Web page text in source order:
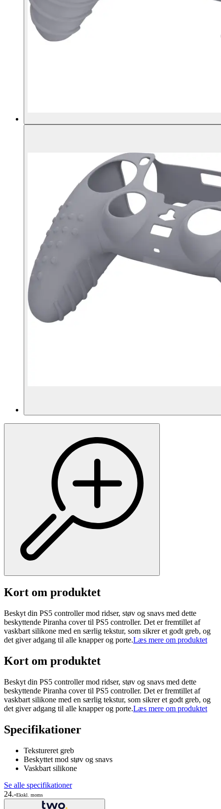
Kort om produktet
Beskyt din PS5 controller mod ridser, støv og snavs med dette
beskyttende Piranha cover til PS5 controller. Det er fremtillet af
vaskbart silikone med en særlig tekstur, som sikrer et godt greb, og
det giver adgang til alle knapper og porte.Læs mere om produktet
Kort om produktet
Beskyt din PS5 controller mod ridser, støv og snavs med dette
beskyttende Piranha cover til PS5 controller. Det er fremtillet af
vaskbart silikone med en særlig tekstur, som sikrer et godt greb, og
det giver adgang til alle knapper og porte.Læs mere om produktet
Specifikationer
Tekstureret greb
Beskyttet mod støv og snavs
Vaskbart silikone
Se alle specifikationer
24.-Ekskl. moms